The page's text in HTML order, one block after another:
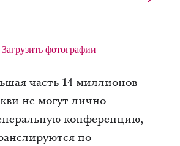
Загрузить фотографии
часть 14 миллионов
не могут лично
конференцию,
по